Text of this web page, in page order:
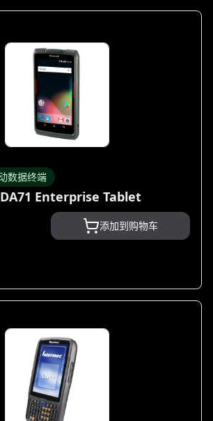
数据终端
Enterprise Tablet
添加到购物车